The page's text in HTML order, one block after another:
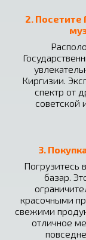
2. Посетите
Киргизии.
спектр от
советской
3.
Погрузитесь
базар.
красочными
свежими
отличное